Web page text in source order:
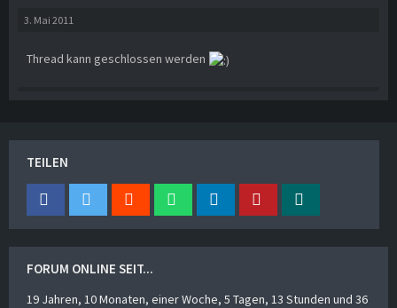
3. Mai 2011
Thread kann geschlossen werden
TEILEN
FORUM ONLINE SEIT...
19 Jahren, 10 Monaten, einer Woche, 5 Tagen, 13 Stunden und 36